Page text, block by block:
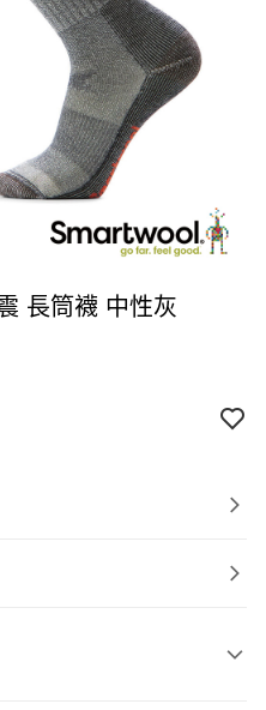
長筒襪 中性灰